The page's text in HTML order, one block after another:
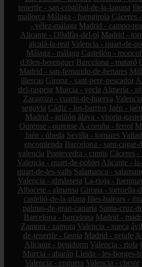
tenerife - san-cristóbal-de-la-laguna
mallorca Málaga - fuengirola Cáceres
- vélez-málaga Madrid - campo-
Alicante - l39alfàs-del-pi Madrid -
alcalá-la-real Valencia - quart-de-
Málaga - málaga Castellón -
d39en-berenguer Barcelona - mataró
Madrid - san-fernando-de-henares
illescas Girona - sant-pere-pescador
del-raspeig Murcia - yecla Almería -
Zaragoza - cuarte-de-huerva
segovia Cádiz - los-barrios Jaén - jaén
Madrid - griñón álava - vitoria-
Ourense - ourense A-coruña - ferrol
Jaén - úbeda Sevilla - tomares
encomienda Barcelona - sant-cugat-
valencia Pontevedra - cuntis Cáceres
Valencia - quart-de-poblet Alicante -
quart-de-les-valls Salamanca -
Valencia - almàssera La-rioja -
Albacete - almansa Girona - torroella-
castelló-de-la-plana Illes-balears -
palmas-de-gran-canaria Santa-cruz-
Barcelona - barcelona Madrid -
Zamora - zamora Valencia - sueca
de-tenerife - fasnia Madrid - getafe
Alicante - benidorm Valencia - riola
Murcia - abarán Lleida - les-borges-
Valencia - enguera Valencia - cheste